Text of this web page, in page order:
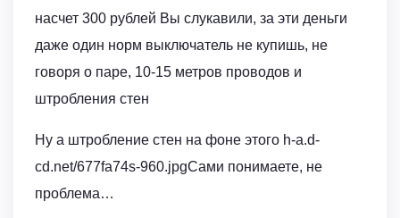
насчет 300 рублей Вы слукавили, за эти деньги
даже один норм выключатель не купишь, не
говоря о паре, 10-15 метров проводов и
штробления стен
Ну а штробление стен на фоне этого h-a.d-
cd.net/677fa74s-960.jpgСами понимаете, не
проблема…